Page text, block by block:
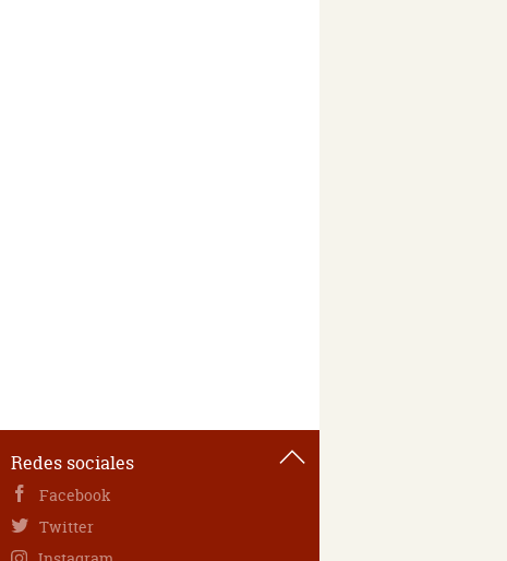
Redes sociales
Facebook
Twitter